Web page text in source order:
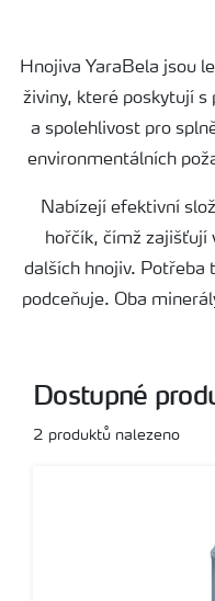
Dokumenty
Yara email klub
Hnojiva YaraBela jsou
živiny, které poskytují s
a spolehlivost pro
environmentálních
Nabízejí efektivní
hořčík, čímž zajišťují
dalších hnojiv. Potřeba
podceňuje. Oba
Dostupné
2 produktů nalezeno